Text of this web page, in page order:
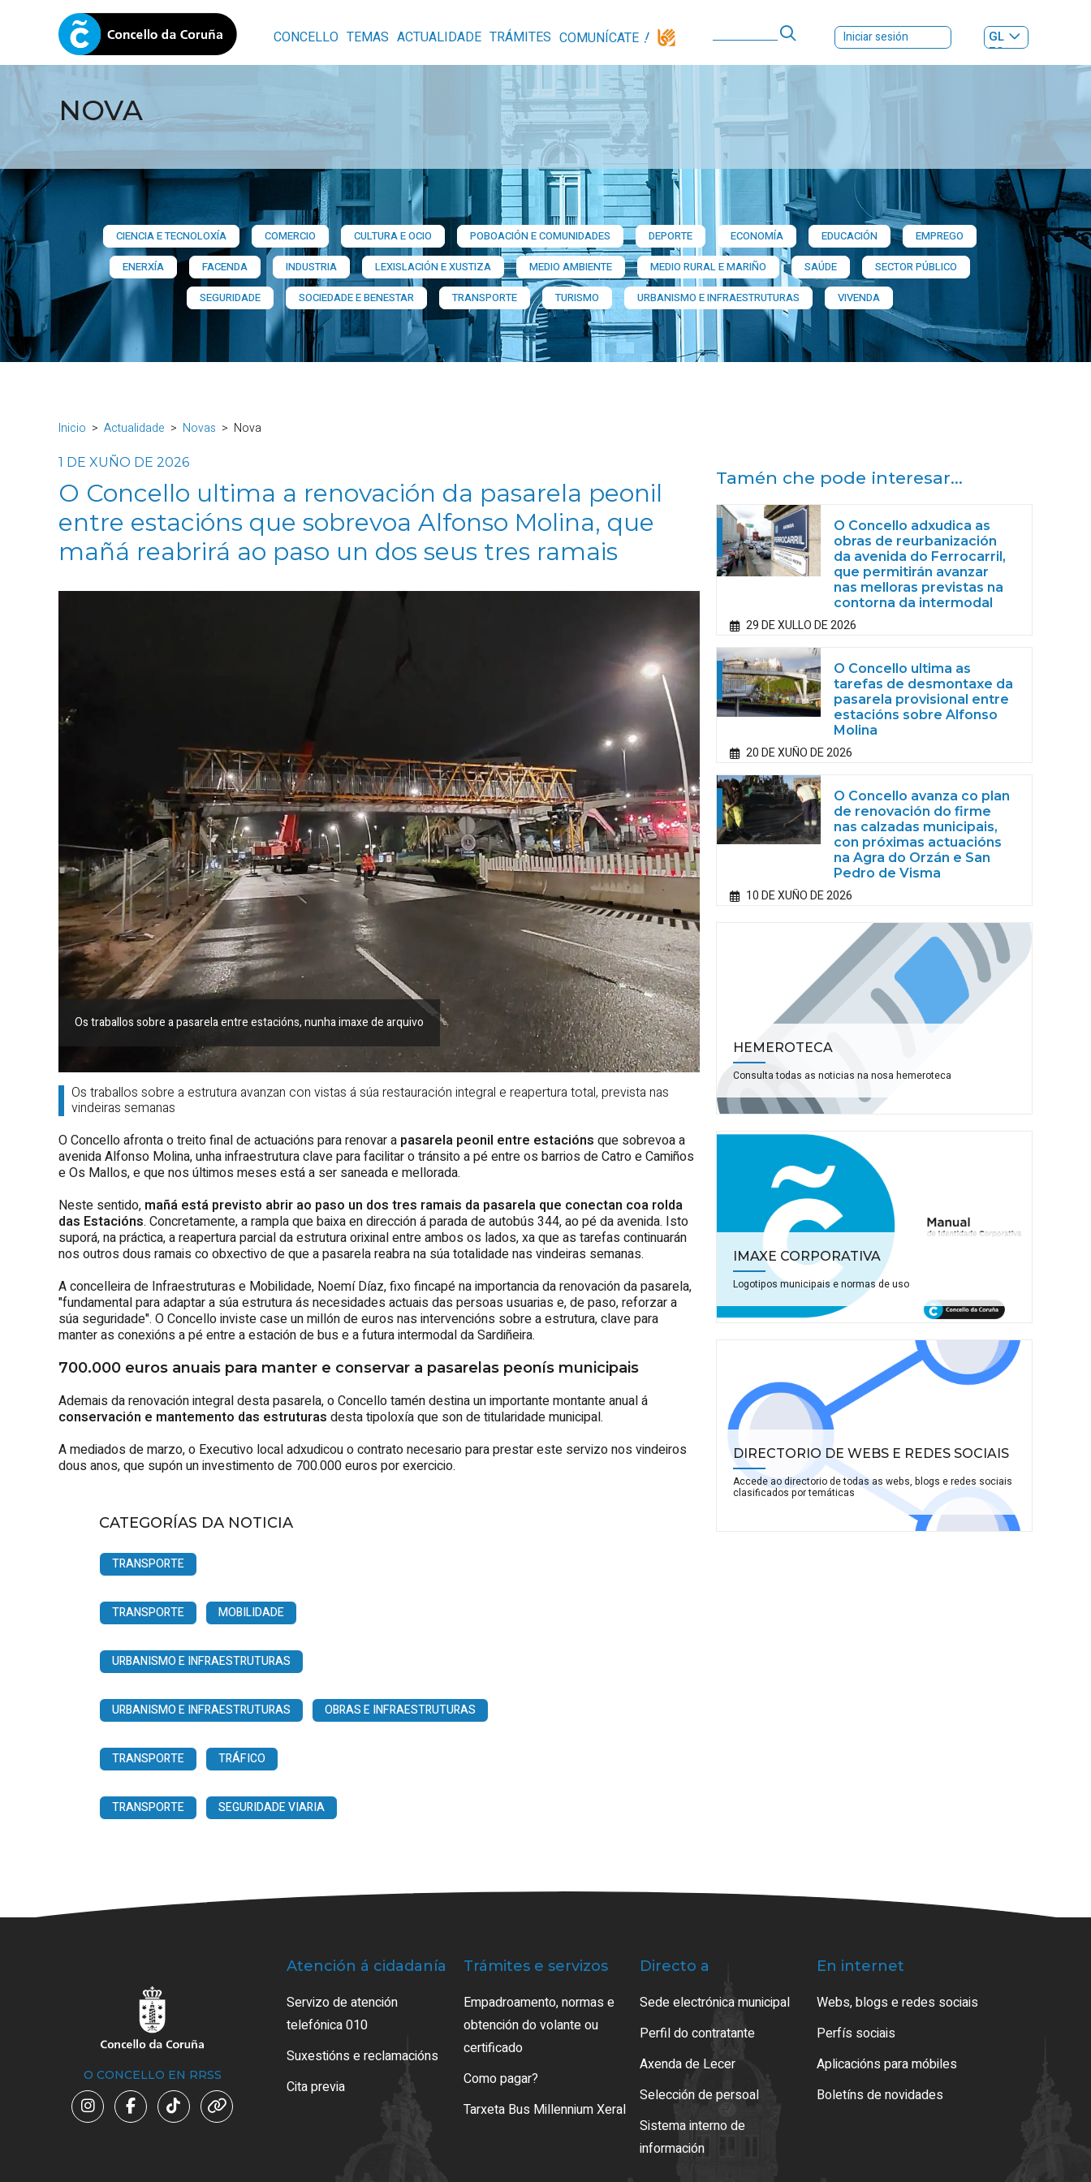
CONCELLO TEMAS ACTUALIDADE TRÁMITES COMUNÍCATE Iniciar sesión
GL
ES|
NOVA
CIENCIA E TECNOLOXÍA COMERCIO CULTURA E OCIO POBOACIÓN E COMUNIDADES DEPORTE ECONOMÍA EDUCACIÓN
EMPREGO
ENERXÍA
FACENDA INDUSTRIA LEXISLACIÓN E XUSTIZA MEDIO AMBIENTE MEDIO RURAL E MARIÑO SAÚDE
SECTOR PÚBLICO
SEGURIDADE
SOCIEDADE E BENESTAR TRANSPORTE TURISMO URBANISMO E INFRAESTRUTURAS VIVENDA
Inicio Actualidade Novas Nova
1 DE XUÑO DE 2026
O Concello ultima a renovación da pasarela peonil
entre estacións que sobrevoa Alfonso Molina, que
mañá reabrirá ao paso un dos seus tres ramais
Os traballos sobre a pasarela entre estacións, nunha imaxe de arquivo
Os traballos sobre a estrutura avanzan con vistas á súa restauración integral e reapertura total, prevista nas
vindeiras semanas
O Concello afronta o treito final de actuacións para renovar a pasarela peonil entre estacións que sobrevoa a
avenida Alfonso Molina, unha infraestrutura clave para facilitar o tránsito a pé entre os barrios de Catro e Camiños
e Os Mallos, e que nos últimos meses está a ser saneada e mellorada.
Neste sentido, mañá está previsto abrir ao paso un dos tres ramais da pasarela que conectan coa rolda
das Estacións. Concretamente, a rampla que baixa en dirección á parada de autobús 344, ao pé da avenida. Isto
suporá, na práctica, a reapertura parcial da estrutura orixinal entre ambos os lados, xa que as tarefas continuarán
nos outros dous ramais co obxectivo de que a pasarela reabra na súa totalidade nas vindeiras semanas.
A concelleira de Infraestruturas e Mobilidade, Noemí Díaz, fixo fincapé na importancia da renovación da pasarela,
"fundamental para adaptar a súa estrutura ás necesidades actuais das persoas usuarias e, de paso, reforzar a
súa seguridade". O Concello inviste case un millón de euros nas intervencións sobre a estrutura, clave para
manter as conexións a pé entre a estación de bus e a futura intermodal da Sardiñeira.
700.000 euros anuais para manter e conservar a pasarelas peonís municipais
Ademais da renovación integral desta pasarela, o Concello tamén destina un importante montante anual á
conservación e mantemento das estruturas desta tipoloxía que son de titularidade municipal.
A mediados de marzo, o Executivo local adxudicou o contrato necesario para prestar este servizo nos vindeiros
dous anos, que supón un investimento de 700.000 euros por exercicio.
CATEGORÍAS DA NOTICIA
TRANSPORTE
TRANSPORTE MOBILIDADE
URBANISMO E INFRAESTRUTURAS
URBANISMO E INFRAESTRUTURAS OBRAS E INFRAESTRUTURAS
TRANSPORTE TRÁFICO
TRANSPORTE SEGURIDADE VIARIA
Tamén che pode interesar...
O Concello adxudica as
obras de reurbanización
da avenida do Ferrocarril,
que permitirán avanzar
nas melloras previstas na
contorna da intermodal
29 DE XULLO DE 2026
O Concello ultima as
tarefas de desmontaxe da
pasarela provisional entre
estacións sobre Alfonso
Molina
20 DE XUÑO DE 2026
O Concello avanza co plan
de renovación do firme
nas calzadas municipais,
con próximas actuacións
na Agra do Orzán e San
Pedro de Visma
10 DE XUÑO DE 2026
HEMEROTECA
Consulta todas as noticias na nosa hemeroteca
IMAXE CORPORATIVA
Logotipos municipais e normas de uso
DIRECTORIO DE WEBS E REDES SOCIAIS
Accede ao directorio de todas as webs, blogs e redes sociais
clasificados por temáticas
O CONCELLO EN RRSS
Atención á cidadanía
Servizo de atención
telefónica 010
Suxestións e reclamacións
Cita previa
Trámites e servizos
Empadroamento, normas e
obtención do volante ou
certificado
Como pagar?
Tarxeta Bus Millennium Xeral
Directo a
Sede electrónica municipal
Perfil do contratante
Axenda de Lecer
Selección de persoal
Sistema interno de
información
En internet
Webs, blogs e redes sociais
Perfís sociais
Aplicacións para móbiles
Boletíns de novidades